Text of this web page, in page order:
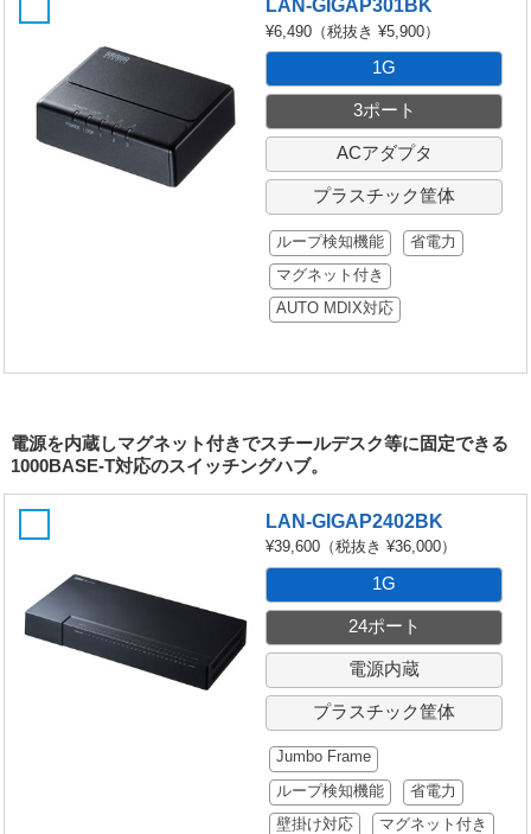
LAN-GIGAP301BK
¥6,490（税抜き ¥5,900）
1G
3ポート
ACアダプタ
プラスチック筐体
ループ検知機能
省電力
マグネット付き
AUTO MDIX対応
電源を内蔵しマグネット付きでスチールデスク等に固定できる
1000BASE-T対応のスイッチングハブ。
LAN-GIGAP2402BK
¥39,600（税抜き ¥36,000）
1G
24ポート
電源内蔵
プラスチック筐体
Jumbo Frame
ループ検知機能
省電力
壁掛け対応
マグネット付き